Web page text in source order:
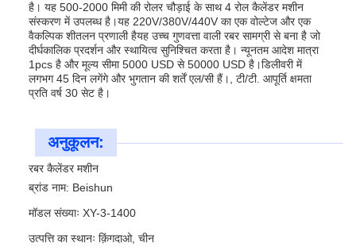
है। यह 500-2000 मिमी की रोलर चौड़ाई के साथ 4 रोल कैलेंडर मशीन
संस्करण में उपलब्ध है।यह 220V/380V/440V का एक वोल्टेज और एक
वैकल्पिक शीतलन प्रणाली हैयह उच्च गुणवत्ता वाली रबर सामग्री से बना है जो
दीर्घकालिक प्रदर्शन और स्थायित्व सुनिश्चित करता है। न्यूनतम आदेश मात्रा
1pcs है और मूल्य सीमा 5000 USD से 50000 USD है।डिलीवरी में
लगभग 45 दिन लगेंगे और भुगतान की शर्तें एल/सी हैं।, टी/टी. आपूर्ति क्षमता
प्रति वर्ष 30 सेट है।
अनुकूलन:
रबर कैलेंडर मशीन
ब्रांड नाम: Beishun
मॉडल संख्याः XY-3-1400
उत्पत्ति का स्थानः क़िंगदाओ, चीन